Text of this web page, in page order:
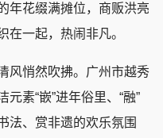
年花缀满摊位，商贩洪亮
在一起，热闹非凡。
悄然吹拂。广州市越秀
素“嵌”进年俗里、“融”
法、赏非遗的欢乐氛围